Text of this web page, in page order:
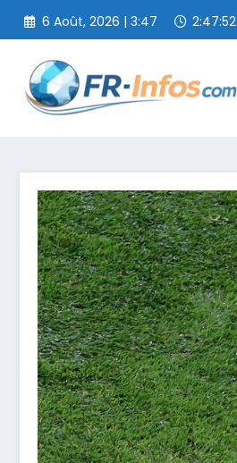
Aller
contenu
6 Août, 2026 | 3:47